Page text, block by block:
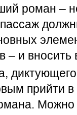
роман –
– и вносить
прийти в